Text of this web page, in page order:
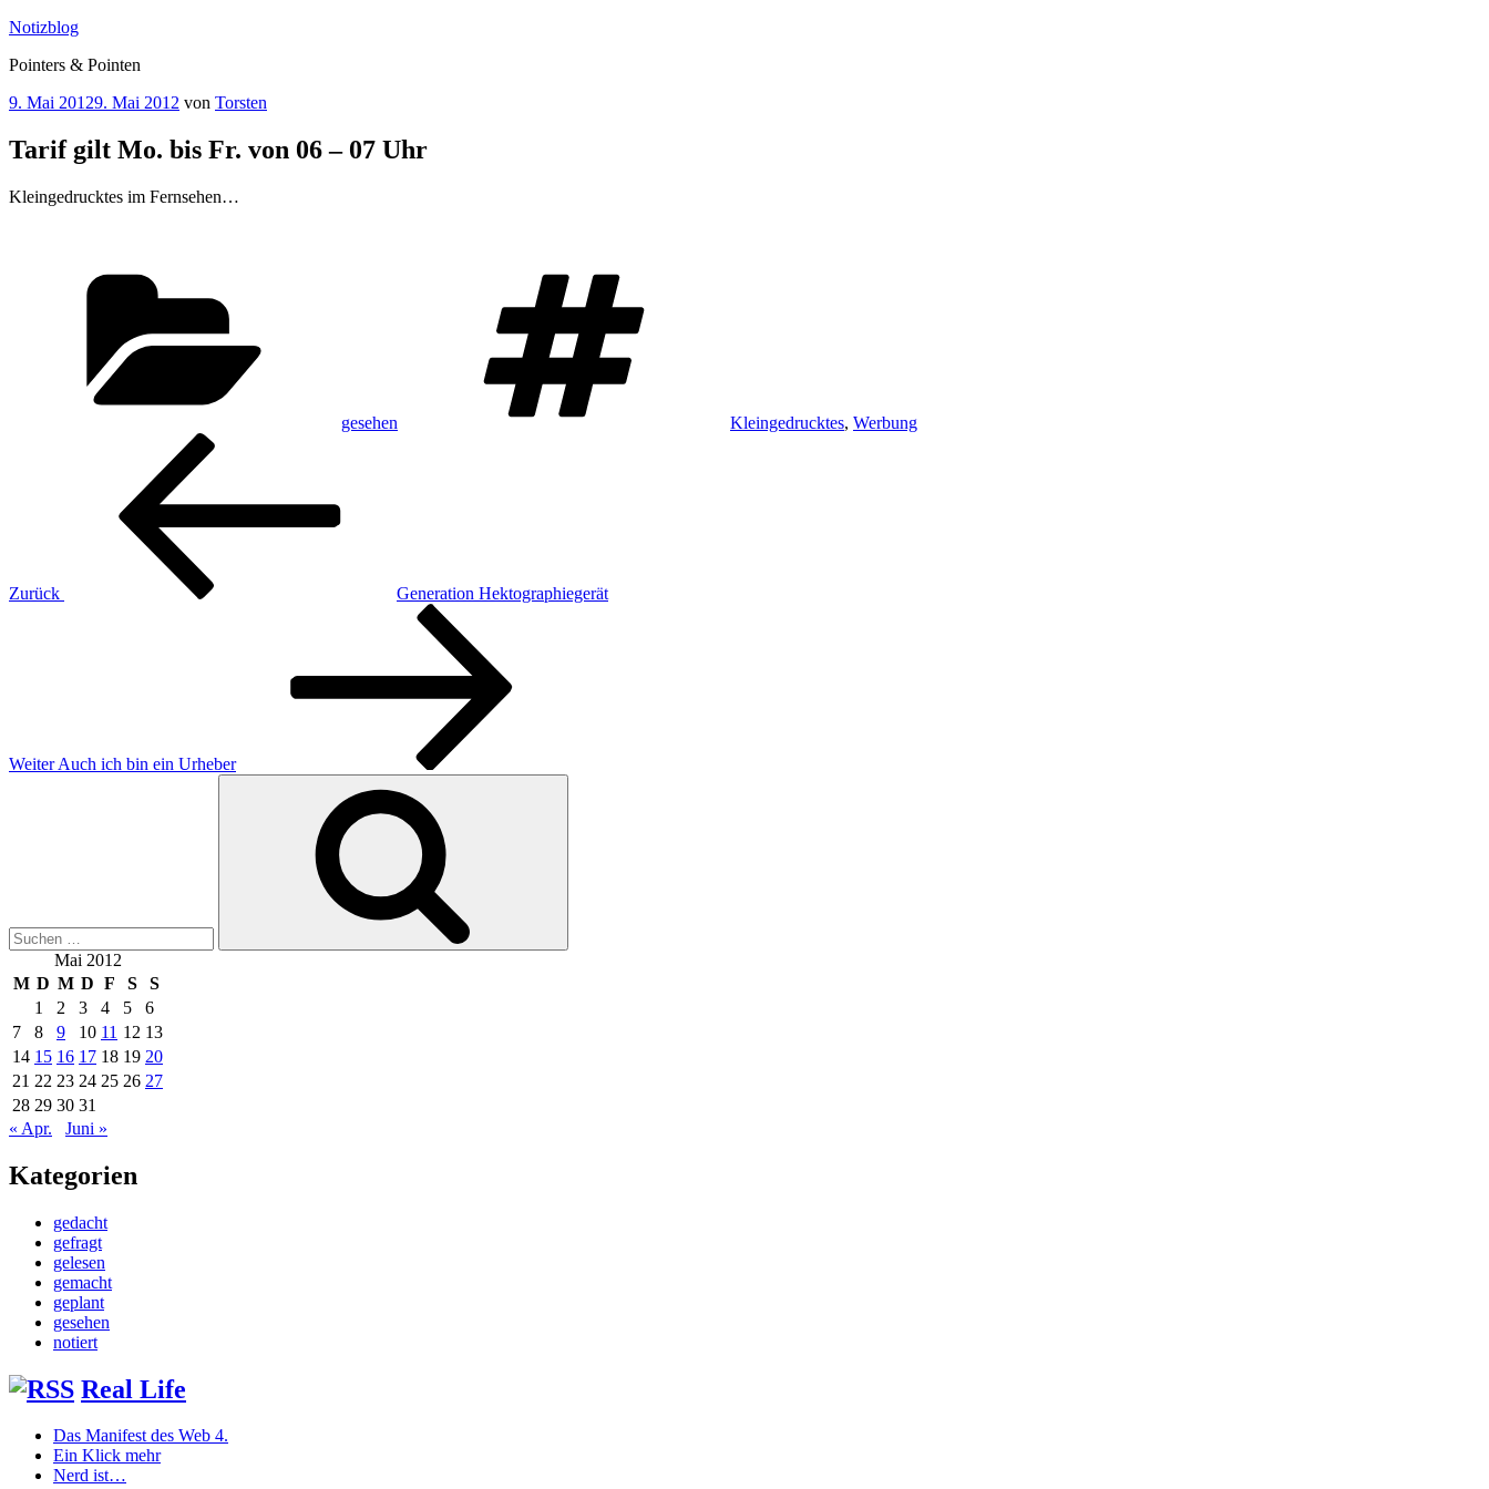
Zum
springen
Notizblog
Pointers & Pointen
Veröffentlicht
9. Mai 20129. Mai 2012 von Torsten
Tarif gilt Mo. bis Fr. von 06 – 07 Uhr
Kleingedrucktes im Fernsehen…
gesehen Kleingedrucktes, Werbung
Beitragsnavigation
Zurück
Generation Hektographiegerät
Weiter Auch ich bin ein Urheber
Mai 2012
M D M D F S
S
1
2 3 4 5
6
7
8 9 10 11 12 13
14 15 16 17 18 19 20
21 22 23 24 25 26 27
28 29 30 31
« Apr.
Juni »
Kategorien
gedacht
gefragt
gelesen
gemacht
geplant
gesehen
notiert
Real Life
Das Manifest des Web 4.
Ein Klick mehr
Nerd ist…